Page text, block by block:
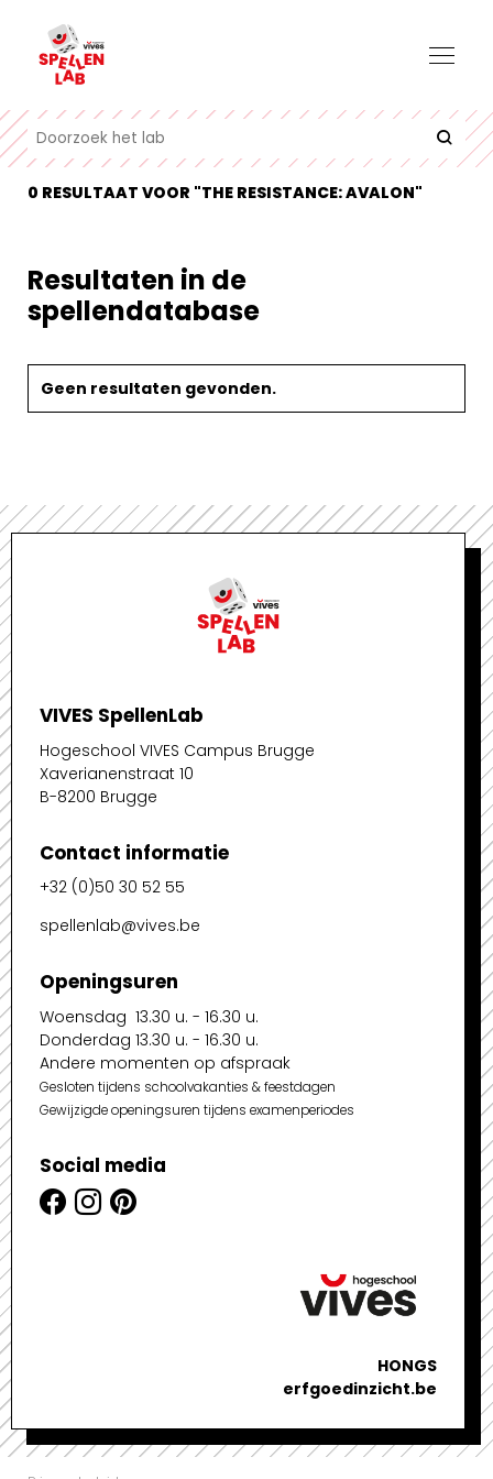
0 RESULTAAT VOOR "THE RESISTANCE: AVALON"
Resultaten in de
spellendatabase
Geen resultaten gevonden.
VIVES SpellenLab
Hogeschool VIVES Campus Brugge
Xaverianenstraat 10
B-8200 Brugge
Contact informatie
+32 (0)50 30 52 55
spellenlab@vives.be
Openingsuren
Woensdag 13.30 u. - 16.30 u.
Donderdag 13.30 u. - 16.30 u.
Andere momenten op afspraak
Gesloten tijdens schoolvakanties & feestdagen
Gewijzigde openingsuren tijdens examenperiodes
Social media
HONGS
erfgoedinzicht.be